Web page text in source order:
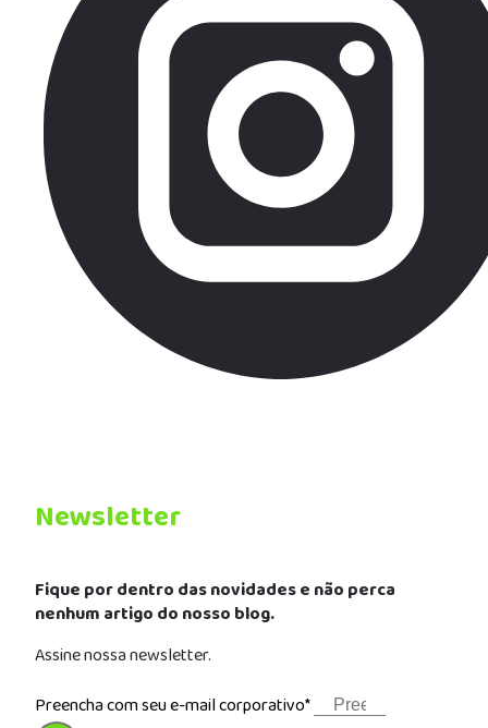
Newsletter
Fique por dentro das novidades e não perca
nenhum artigo do nosso blog.
Assine nossa newsletter.
Preencha com seu e-mail corporativo*